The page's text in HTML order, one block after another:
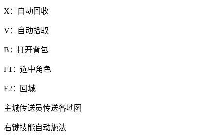
X：自动回收
V：自动拾取
B：打开背包
F1：选中角色
F2：回城
主城传送员传送各地图
右键技能自动施法